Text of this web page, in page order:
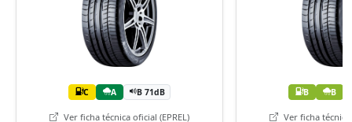
C A B 71dB
Ver ficha técnica oficial (EPREL)
B B
Ver ficha técnica